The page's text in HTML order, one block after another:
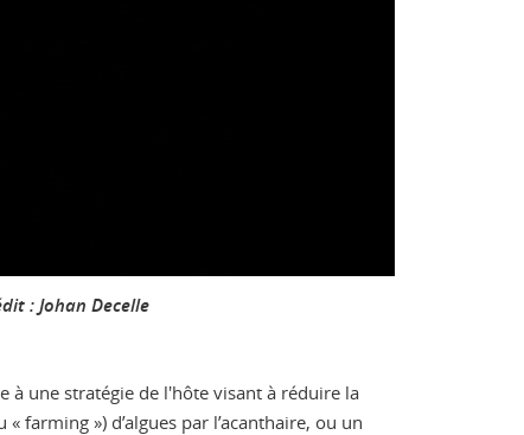
: Johan Decelle
à une stratégie de l'hôte visant à réduire la
») d’algues par l’acanthaire, ou un